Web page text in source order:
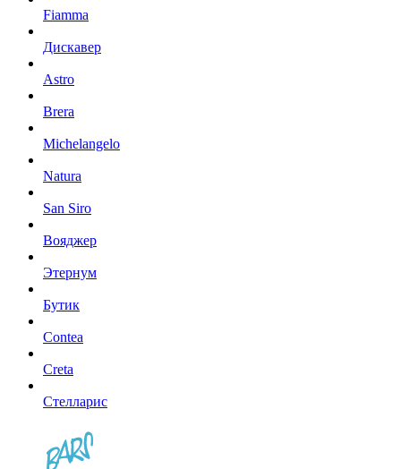
Fiamma
Дискавер
Astro
Brera
Michelangelo
Natura
San Siro
Вояджер
Этернум
Бутик
Contea
Creta
Стелларис